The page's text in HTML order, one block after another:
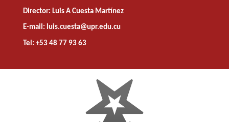
Director: Luis A Cuesta Martínez
E-mail: luis.cuesta@upr.edu.cu
Tel: +53 48 77 93 63